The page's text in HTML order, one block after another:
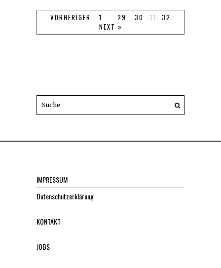
VORHERIGER 1 29 30 31
32
NEXT »
IMPRESSUM
Datenschutzerklärung
KONTAKT
JOBS